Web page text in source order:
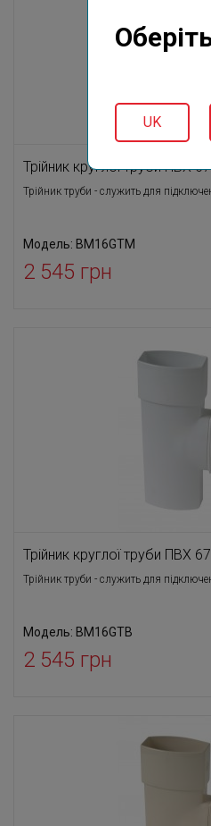
UK
Трійник круглої труби ПВХ
Трійник труби - служить для
Модель: BM16GTM
2 545 грн
Трійник круглої труби ПВХ
Трійник труби - служить для
Модель: BM16GTB
2 545 грн